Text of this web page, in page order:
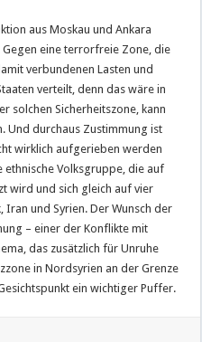
aus Moskau und Ankara
eine terrorfreie Zone, die
verbundenen Lasten und
verteilt, denn das wäre in
solchen Sicherheitszone, kann
Und durchaus Zustimmung ist
wirklich aufgerieben werden
Volksgruppe, die auf
wird und sich gleich auf vier
Iran und Syrien. Der Wunsch der
– einer der Konflikte mit
das zusätzlich für Unruhe
in Nordsyrien an der Grenze
ein wichtiger Puffer.